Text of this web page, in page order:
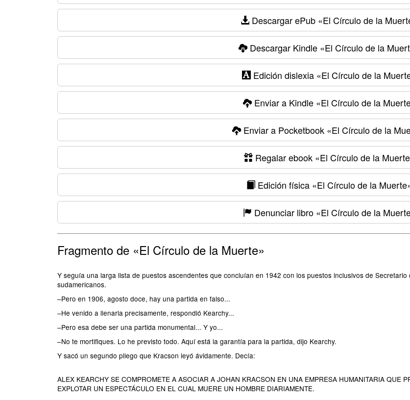
Descargar ePub «El Círculo de la
Descargar Kindle «El Círculo de la
Edición dislexia «El Círculo de la
Enviar a Kindle«El Círculo de la
Enviar a Pocketbook«El Círculo de la
Regalar ebook«El Círculo de la
Edición física «El Círculo de la
Denunciar libro«El Círculo de la
Fragmento de «El Círculo de la Muerte»
Y seguía una larga lista de puestos ascendentes que concluían en 1942 con los puestos inclusivos de
sudamericanos.
–Pero en 1906, agosto doce, hay una partida en falso...
–He venido a llenarla precisamente, respondió Kearchy...
–Pero esa debe ser una partida monumental... Y yo...
–No te mortifiques. Lo he previsto todo. Aquí está la garantía para la partida, dijo Kearchy.
Y sacó un segundo pliego que Kracson leyó ávidamente. Decía:
ALEX KEARCHY SE COMPROMETE A ASOCIAR A JOHAN KRACSON EN UNA EMPRESA HUMANITARIA QUE
EXPLOTAR UN ESPECTÁCULO EN EL CUAL MUERE UN HOMBRE DIARIAMENTE.